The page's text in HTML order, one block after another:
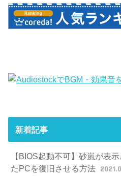
新着記事
【BIOS起動不可】砂嵐が表
たPCを復旧させる方法